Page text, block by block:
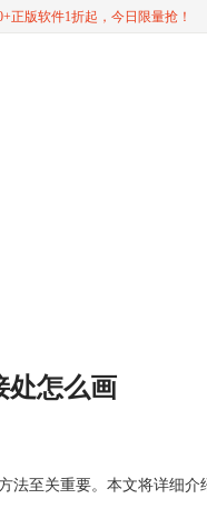
正版软件1折起，今日限量抢！
处怎么画
至关重要。本文将详细介